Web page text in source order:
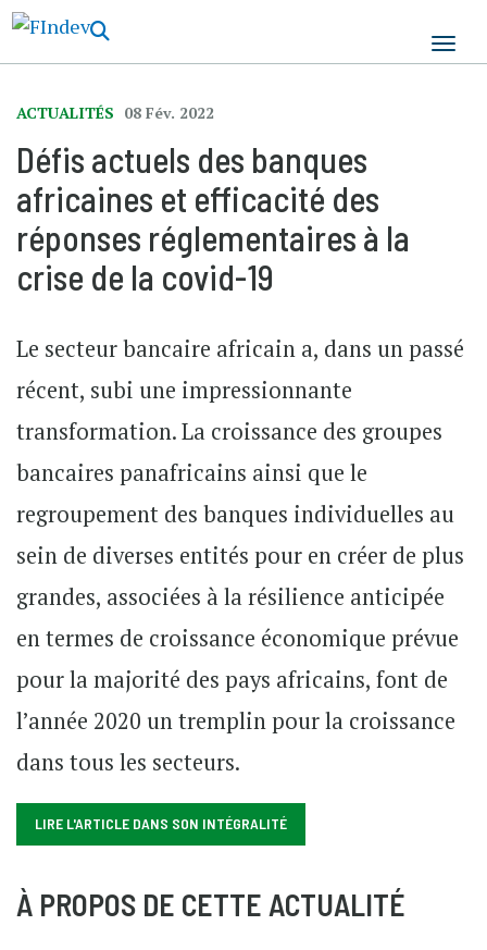
ACTUALITÉS 08 Fév. 2022
Défis actuels des banques
africaines et efficacité des
réponses réglementaires à la
crise de la covid-19
Le secteur bancaire africain a, dans un passé
récent, subi une impressionnante
transformation. La croissance des groupes
bancaires panafricains ainsi que le
regroupement des banques individuelles au
sein de diverses entités pour en créer de plus
grandes, associées à la résilience anticipée
en termes de croissance économique prévue
pour la majorité des pays africains, font de
l’année 2020 un tremplin pour la croissance
dans tous les secteurs.
LIRE L'ARTICLE DANS SON INTÉGRALITÉ
À PROPOS DE CETTE ACTUALITÉ